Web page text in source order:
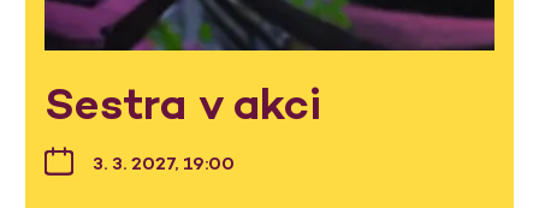
Sestra v akci
3. 3. 2027, 19:00